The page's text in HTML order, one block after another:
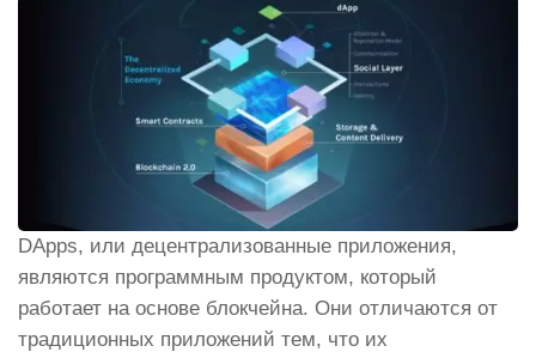
DApps, или децентрализованные приложения,
являются программным продуктом, который
работает на основе блокчейна. Они отличаются от
традиционных приложений тем, что их